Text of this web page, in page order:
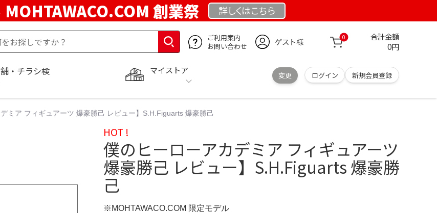
MOHTAWACO.COM 創業祭 詳しくはこちら
ご利用案内
お問い合わせ
ゲスト様 0 合計金額
0円
マイストア
変更 ログイン 新規会員登録
・チラシ検
ミア フィギュアーツ 爆豪勝己 レビュー】S.H.Figuarts 爆豪勝己
HOT !
僕のヒーローアカデミア フィギュアーツ
爆豪勝己 レビュー】S.H.Figuarts 爆豪勝
己
※MOHTAWACO.COM 限定モデル